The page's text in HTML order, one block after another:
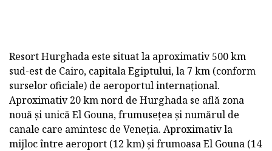
Resort Hurghada este situat la aproximativ 500 km
sud-est de Cairo, capitala Egiptului, la 7 km (conform
surselor oficiale) de aeroportul internațional.
Aproximativ 20 km nord de Hurghada se află zona
nouă și unică El Gouna, frumusețea și numărul de
canale care amintesc de Veneția. Aproximativ la
mijloc între aeroport (12 km) și frumoasa El Gouna (14